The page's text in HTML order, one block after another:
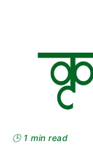
🕒 1 min read